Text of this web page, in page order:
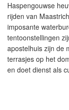
Haspengouwse
rijden van
imposante
tentoonstellingen
apostelhuis zijn de
terrasjes op het
en doet dienst als